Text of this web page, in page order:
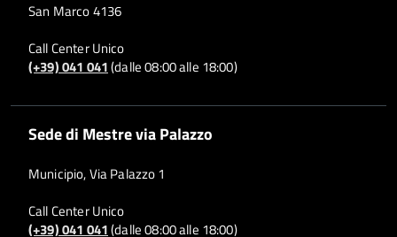
San Marco 4136
Call Center Unico
(+39) 041 041(dalle 08:00 alle 18:00)
Sede di Mestre via Palazzo
Municipio, Via Palazzo 1
Call Center Unico
(+39) 041 041(dalle 08:00 alle 18:00)